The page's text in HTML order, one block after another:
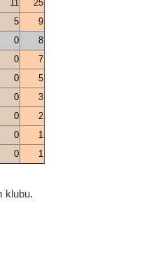
11
25
5
9
0
8
0
7
0
5
0
3
0
2
0
1
0 1
klubu.